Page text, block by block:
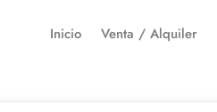
Inicio Venta / Alquiler